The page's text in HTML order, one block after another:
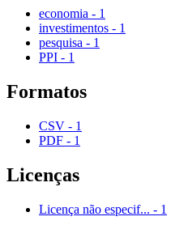
economia - 1
investimentos - 1
pesquisa - 1
PPI - 1
Formatos
CSV - 1
PDF - 1
Licenças
Licença não especif... - 1